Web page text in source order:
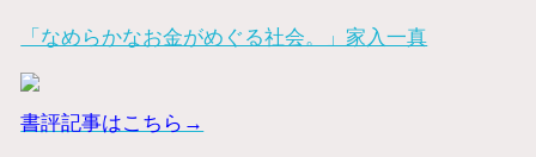
「なめらかなお金がめぐる社会。」家入一真
書評記事はこちら→